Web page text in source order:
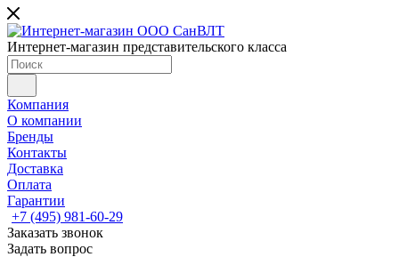
Интернет-магазин представительского класса
Компания
О компании
Бренды
Контакты
Доставка
Оплата
Гарантии
+7 (495) 981-60-29
Заказать звонок
Задать вопрос